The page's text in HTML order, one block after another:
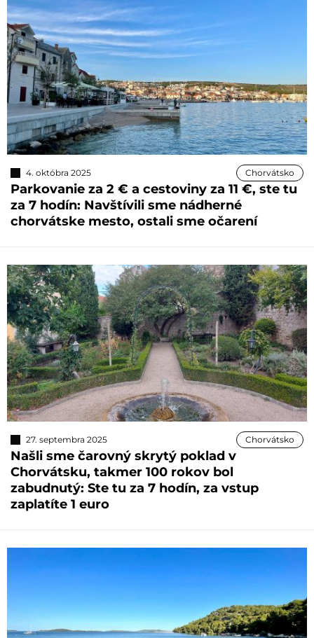
4. októbra 2025 Chorvátsko
Parkovanie za 2 € a cestoviny za 11 €, ste tu
za 7 hodín: Navštívili sme nádherné
chorvátske mesto, ostali sme očarení
27. septembra 2025 Chorvátsko
Našli sme čarovný skrytý poklad v
Chorvátsku, takmer 100 rokov bol
zabudnutý: Ste tu za 7 hodín, za vstup
zaplatíte 1 euro